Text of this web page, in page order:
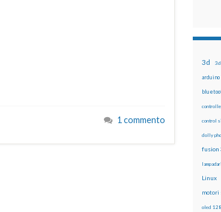
1 commento
3d
arduino
control
dolly
fusion
Linux
motori
oled